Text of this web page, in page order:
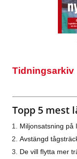
Tidningsarkiv
Topp 5 mest
Miljonsatsning på
Avstängd
De vill flytta mer